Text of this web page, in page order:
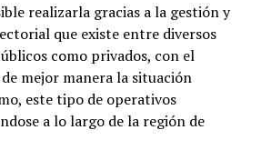
realizarla gracias a la gestión y
que existe entre diversos
como privados, con el
mejor manera la situación
este tipo de operativos
a lo largo de la región de